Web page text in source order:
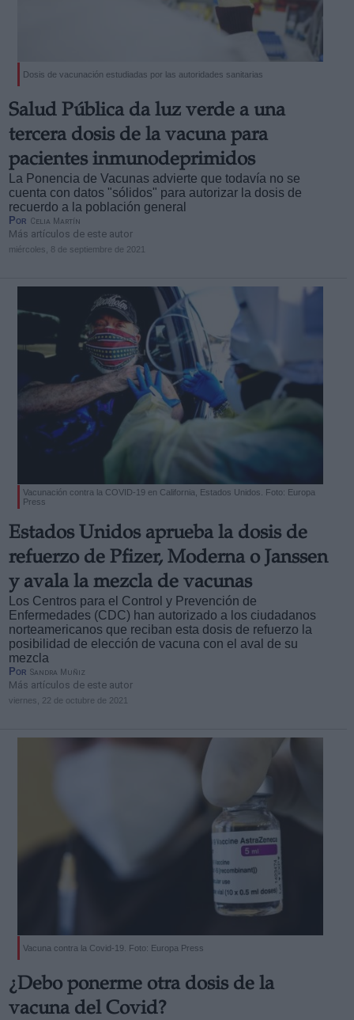
Dosis de vacunación estudiadas por las autoridades sanitarias
Salud Pública da luz verde a una
tercera dosis de la vacuna para
pacientes inmunodeprimidos
La Ponencia de Vacunas advierte que todavía no se
cuenta con datos "sólidos" para autorizar la dosis de
recuerdo a la población general
Por Celia Martín
Más artículos de este autor
miércoles, 8 de septiembre de 2021
Vacunación contra la COVID-19 en California, Estados Unidos. Foto: Europa
Press
Estados Unidos aprueba la dosis de
refuerzo de Pfizer, Moderna o Janssen
y avala la mezcla de vacunas
Los Centros para el Control y Prevención de
Enfermedades (CDC) han autorizado a los ciudadanos
norteamericanos que reciban esta dosis de refuerzo la
posibilidad de elección de vacuna con el aval de su
mezcla
Por Sandra Muñiz
Más artículos de este autor
viernes, 22 de octubre de 2021
Vacuna contra la Covid-19. Foto: Europa Press
¿Debo ponerme otra dosis de la
vacuna del Covid?
Derechos:
link